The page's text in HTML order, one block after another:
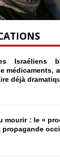
Israéliens
médicaments,
déjà
mourir : le «
propagande